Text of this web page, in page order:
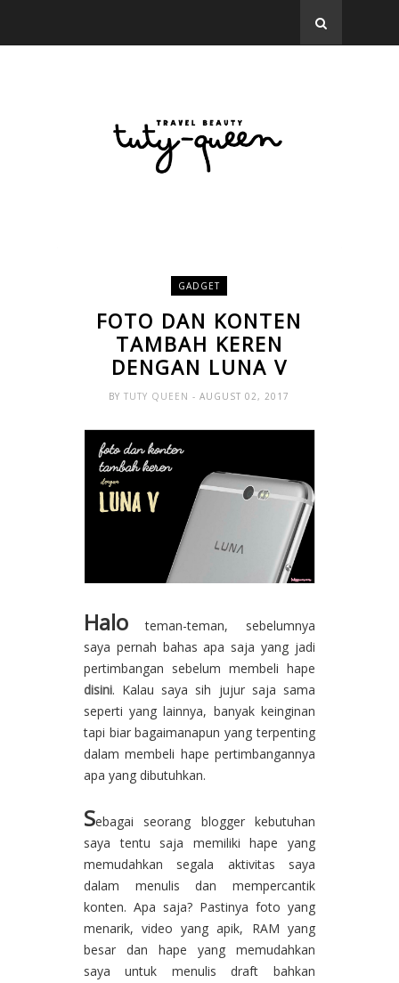
GADGET
FOTO DAN KONTEN
TAMBAH KEREN
DENGAN LUNA V
BYTUTY QUEEN- AUGUST 02, 2017
Halo teman-teman, sebelumnya
saya pernah bahas apa saja yang jadi
pertimbangan sebelum membeli hape
disini. Kalau saya sih jujur saja sama
seperti yang lainnya, banyak keinginan
tapi biar bagaimanapun yang terpenting
dalam membeli hape pertimbangannya
apa yang dibutuhkan.
Sebagai seorang blogger kebutuhan
saya tentu saja memiliki hape yang
memudahkan segala aktivitas saya
dalam menulis dan mempercantik
konten. Apa saja? Pastinya foto yang
menarik, video yang apik, RAM yang
besar dan hape yang memudahkan
saya untuk menulis draft bahkan